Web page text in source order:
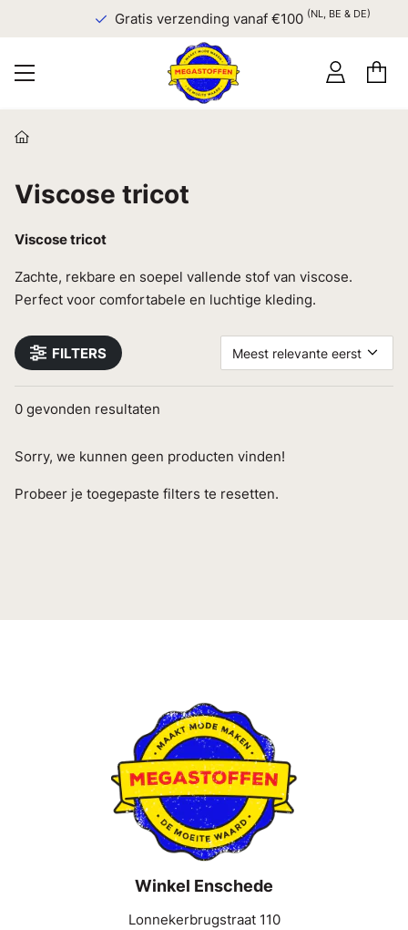
Gratis verzending vanaf €100(NL, BE & DE)
Viscose tricot
Viscose tricot
Zachte, rekbare en soepel vallende stof van viscose.
Perfect voor comfortabele en luchtige kleding.
FILTERS Meest relevante eerst
0 gevonden resultaten
Sorry, we kunnen geen producten vinden!
Probeer je toegepaste filters te resetten.
Winkel Enschede
Lonnekerbrugstraat 110